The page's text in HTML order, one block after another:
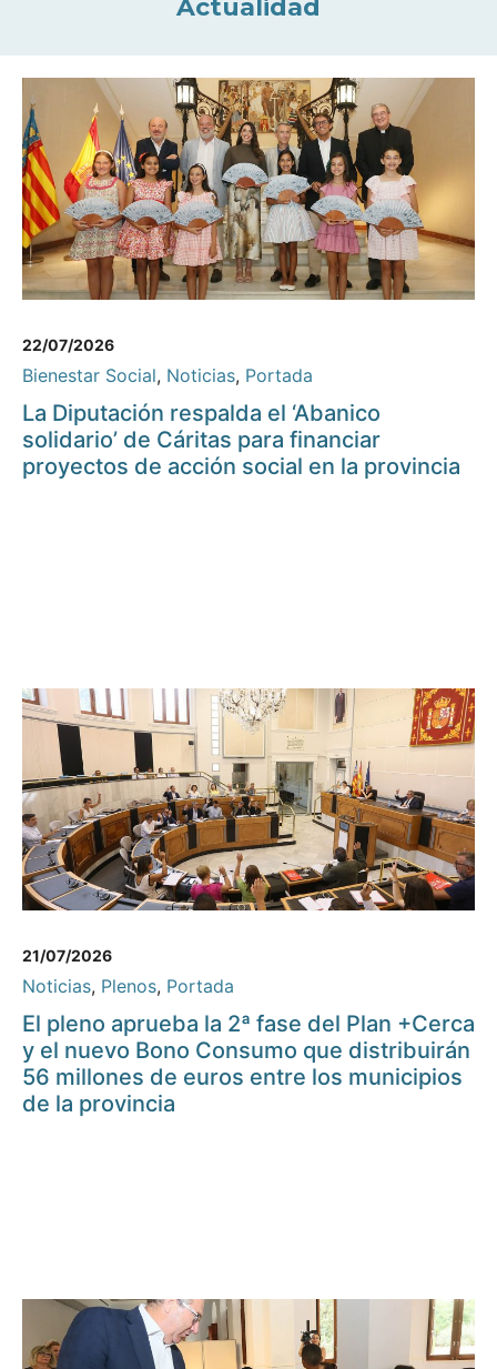
Actualidad
22/07/2026
Bienestar Social, Noticias, Portada
La Diputación respalda el ‘Abanico
solidario’ de Cáritas para financiar
proyectos de acción social en la provincia
21/07/2026
Noticias, Plenos, Portada
El pleno aprueba la 2ª fase del Plan +Cerca
y el nuevo Bono Consumo que distribuirán
56 millones de euros entre los municipios
de la provincia